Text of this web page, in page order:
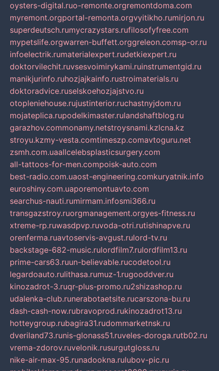
oysters-digital.ruo-remonte.orgremontdoma.com
myremont.orgportal-remonta.orgvyitikho.rumirjon.ru
superdeutsch.rumycrazystars.rufilosofyfree.com
mypetslife.orgwarren-buffett.orggreleon.comsp-or.ru
infoelectrik.rumaterialexpert.rudetkiexpert.ru
doktorvilechit.ruvsesvoimirykami.ruinstrumentgid.ru
manikjurinfo.ruhozjajkainfo.rustroimaterials.ru
doktoradvice.ruselskoehozjajstvo.ru
otopleniehouse.rujustinterior.ruchastnyjdom.ru
mojateplica.rupodelkimaster.rulandshaftblog.ru
garazhov.commonamy.netstroysnami.kzlcna.kz
stroyu.kzmy-vesta.comtimeszp.comavtoguru.net
zsmh.com.uaallcelebsplasticsurgery.com
all-tattoos-for-men.compoisk-auto.com
best-radio.com.uaost-engineering.comkuryatnik.info
euroshiny.com.uaporemontuavto.com
searchus-nauti.rumirmam.infosmi366.ru
transgazstroy.ruorgmanagement.orgyes-fitness.ru
xtreme-rp.ruwasdpvp.ruvoda-otri.rutishinapve.ru
orenferma.ruavtoservis-avgust.rulord-tv.ru
backstage-682-music.rulordfilm7.rulordfilm13.ru
prime-cars63.ruun-believable.rucodetool.ru
legardoauto.rulithasa.rumuz-1.rugooddver.ru
kinozadrot-3.ruqr-plus-promo.ru2shizashop.ru
udalenka-club.runerabotaetsite.rucarszona-bu.ru
dash-cash-now.rubravoprod.rukinozadrot13.ru
hotteygroup.rubagira31.rudommarketnsk.ru
dveriland73.runis-glonass51.ruveles-doroga.rutb02.ru
vrema-zdorov.ruvelonik.rusurgutgloss.ru
nike-air-max-95.runadookna.rulubov-pic.ru